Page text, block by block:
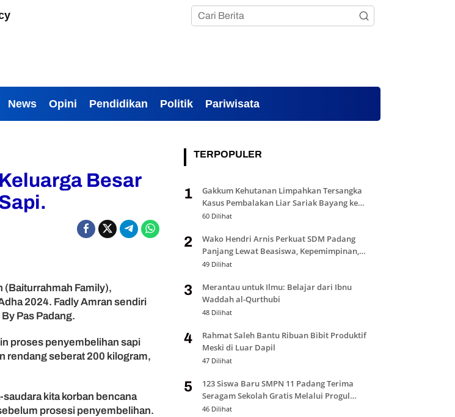
News Opini Pendidikan Politik Pariwisata
Besar
(Baiturrahmah Family),
2024. Fadly Amran sendiri
Pas Padang.
proses penyembelihan sapi
rendang seberat 200 kilogram,
kita korban bencana
prosesi penyembelihan.
TERPOPULER
1
Gakkum Kehutanan Limpahkan Tersangka
Kasus Pembalakan Liar Sariak Bayang ke
Kejari Solok
60 Dilihat
2
Wako Hendri Arnis Perkuat SDM Padang
Panjang Lewat Beasiswa, Kepemimpinan,
dan Bantuan Pendidikan
49 Dilihat
3
Merantau untuk Ilmu: Belajar dari Ibnu
Waddah al-Qurthubi
48 Dilihat
4
Rahmat Saleh Bantu Ribuan Bibit Produktif
Meski di Luar Dapil
47 Dilihat
5
123 Siswa Baru SMPN 11 Padang Terima
Seragam Sekolah Gratis Melalui Progul
Padang Juara
46 Dilihat